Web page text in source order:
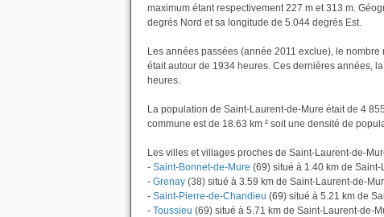
maximum étant respectivement 227 m et 313 m.
degrés Nord et sa longitude de 5.044 degrés Est.
Les années passées (année 2011 exclue), le
était autour de 1934 heures. Ces dernières années,
heures.
La population de Saint-Laurent-de-Mure était de 4
commune est de 18.63 km ² soit une densité de
Les villes et villages proches de Saint-Laurent-de-
- Saint-Bonnet-de-Mure (69) situé à 1.40 km de
- Grenay (38) situé à 3.59 km de Saint-Laurent-de-
- Saint-Pierre-de-Chandieu (69) situé à 5.21 km de
- Toussieu (69) situé à 5.71 km de Saint-Laurent-de-